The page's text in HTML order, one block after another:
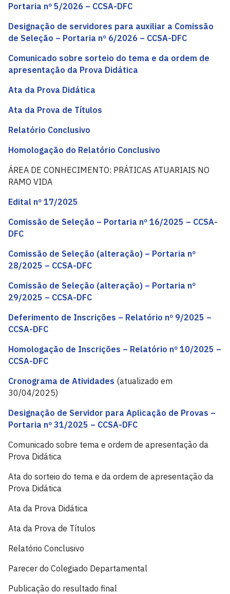
Portaria nº 5/2026 – CCSA-DFC
Designação de servidores para auxiliar a Comissão
de Seleção – Portaria nº 6/2026 – CCSA-DFC
Comunicado sobre sorteio do tema e da ordem de
apresentação da Prova Didática
Ata da Prova Didática
Ata da Prova de Títulos
Relatório Conclusivo
Homologação do Relatório Conclusivo
ÁREA DE CONHECIMENTO: PRÁTICAS ATUARIAIS NO
RAMO VIDA
Edital nº 17/2025
Comissão de Seleção – Portaria nº 16/2025 – CCSA-
DFC
Comissão de Seleção (alteração) – Portaria nº
28/2025 – CCSA-DFC
Comissão de Seleção (alteração) – Portaria nº
29/2025 – CCSA-DFC
Deferimento de Inscrições – Relatório nº 9/2025 –
CCSA-DFC
Homologação de Inscrições – Relatório nº 10/2025 –
CCSA-DFC
Cronograma de Atividades (atualizado em
30/04/2025)
Designação de Servidor para Aplicação de Provas –
Portaria nº 31/2025 – CCSA-DFC
Comunicado sobre tema e ordem de apresentação da
Prova Didática
Ata do sorteio do tema e da ordem de apresentação da
Prova Didática
Ata da Prova Didática
Ata da Prova de Títulos
Relatório Conclusivo
Parecer do Colegiado Departamental
Publicação do resultado final